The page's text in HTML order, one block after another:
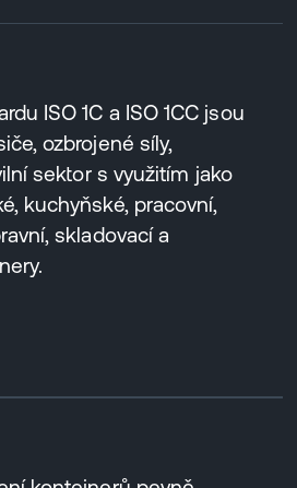
ISO 1C a ISO 1CC jsou
ozbrojené síly,
sektor s využitím jako
kuchyňské, pracovní,
skladovací a